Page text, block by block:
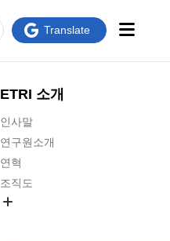
ETRI 소개
인사말
연구원소개
연혁
조직도
Translate